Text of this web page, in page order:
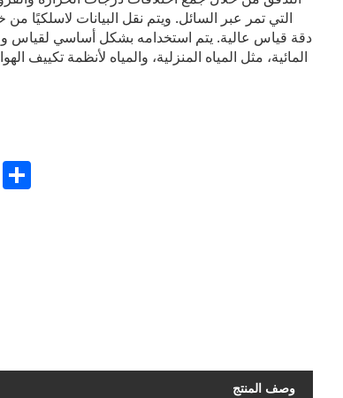
دقة قياس عالية. يتم استخدامه بشكل أساسي لقياس
المائية، مثل المياه المنزلية، والمياه لأنظمة تكييف
وصف المنتج